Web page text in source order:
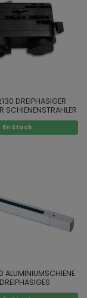
DREIPHASIGER
SCHIENENSTRAHLER
SCHWARZ
En Stock
ALUMINIUMSCHIENE
FARBE WEISS